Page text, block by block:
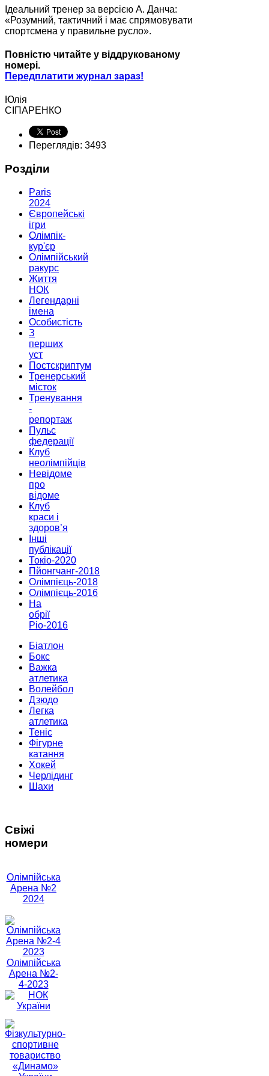
Ідеальний тренер за версією А. Данча:
«Розумний, тактичний і має спрямовувати
спортсмена у правильне русло».
Повністю читайте у віддрукованому
номері.
Передплатити журнал зараз!
Юлія
СІПАРЕНКО
Переглядів: 3493
Розділи
Paris
2024
Європейські
ігри
Олімпік-
кур'єр
Олімпійський
ракурс
Життя
НОК
Легендарні
імена
Особистість
З
перших
уст
Постскриптум
Тренерський
місток
Тренування
-
репортаж
Пульс
федерації
Клуб
неолімпійців
Невідоме
про
відоме
Клуб
краси і
здоров’я
Інші
публікації
Токіо-2020
Пйонгчанг-2018
Олімпієць-2018
Олімпієць-2016
На
обрії
Ріо-2016
Біатлон
Бокс
Важка
атлетика
Волейбол
Дзюдо
Легка
атлетика
Теніс
Фігурне
катання
Хокей
Черлідинг
Шахи
Свіжі
номери
Олімпійська
Арена №2
2024
Олімпійська
Арена №2-
4-2023